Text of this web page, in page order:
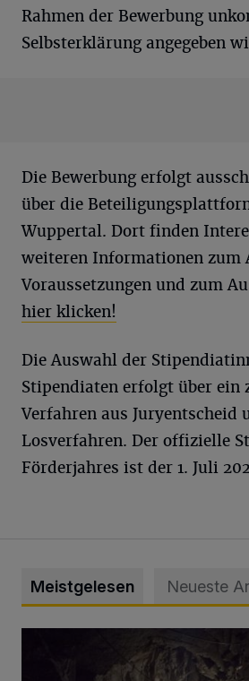
Rahmen der Bewerbung
Selbsterklärung angegeben
Die Bewerbung erfolgt
über die
Wuppertal. Dort finden
weiteren Informationen zum
Voraussetzungen und zum
hier klicken!
Die Auswahl der
Stipendiaten erfolgt über ein
Verfahren aus Juryentscheid
Losverfahren. Der offizielle
Förderjahres ist der 1. Juli
Meistgelesen Neueste